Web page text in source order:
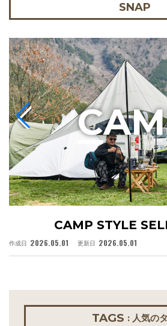
SNAP
CAMP STYLE
作成日 2026.05.01 更新日 2026.05.01
C
TAGS : 人気の